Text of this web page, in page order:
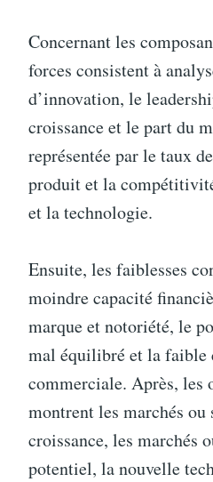
Concernant les
forces consistent à
d’innovation, le
croissance et le part du
représentée par le taux
produit et la
et la technologie.
Ensuite, les faiblesses
moindre capacité
marque et notoriété, le
mal équilibré et la
commerciale. Après, les
montrent les marchés ou
croissance, les marchés
potentiel, la nouvelle